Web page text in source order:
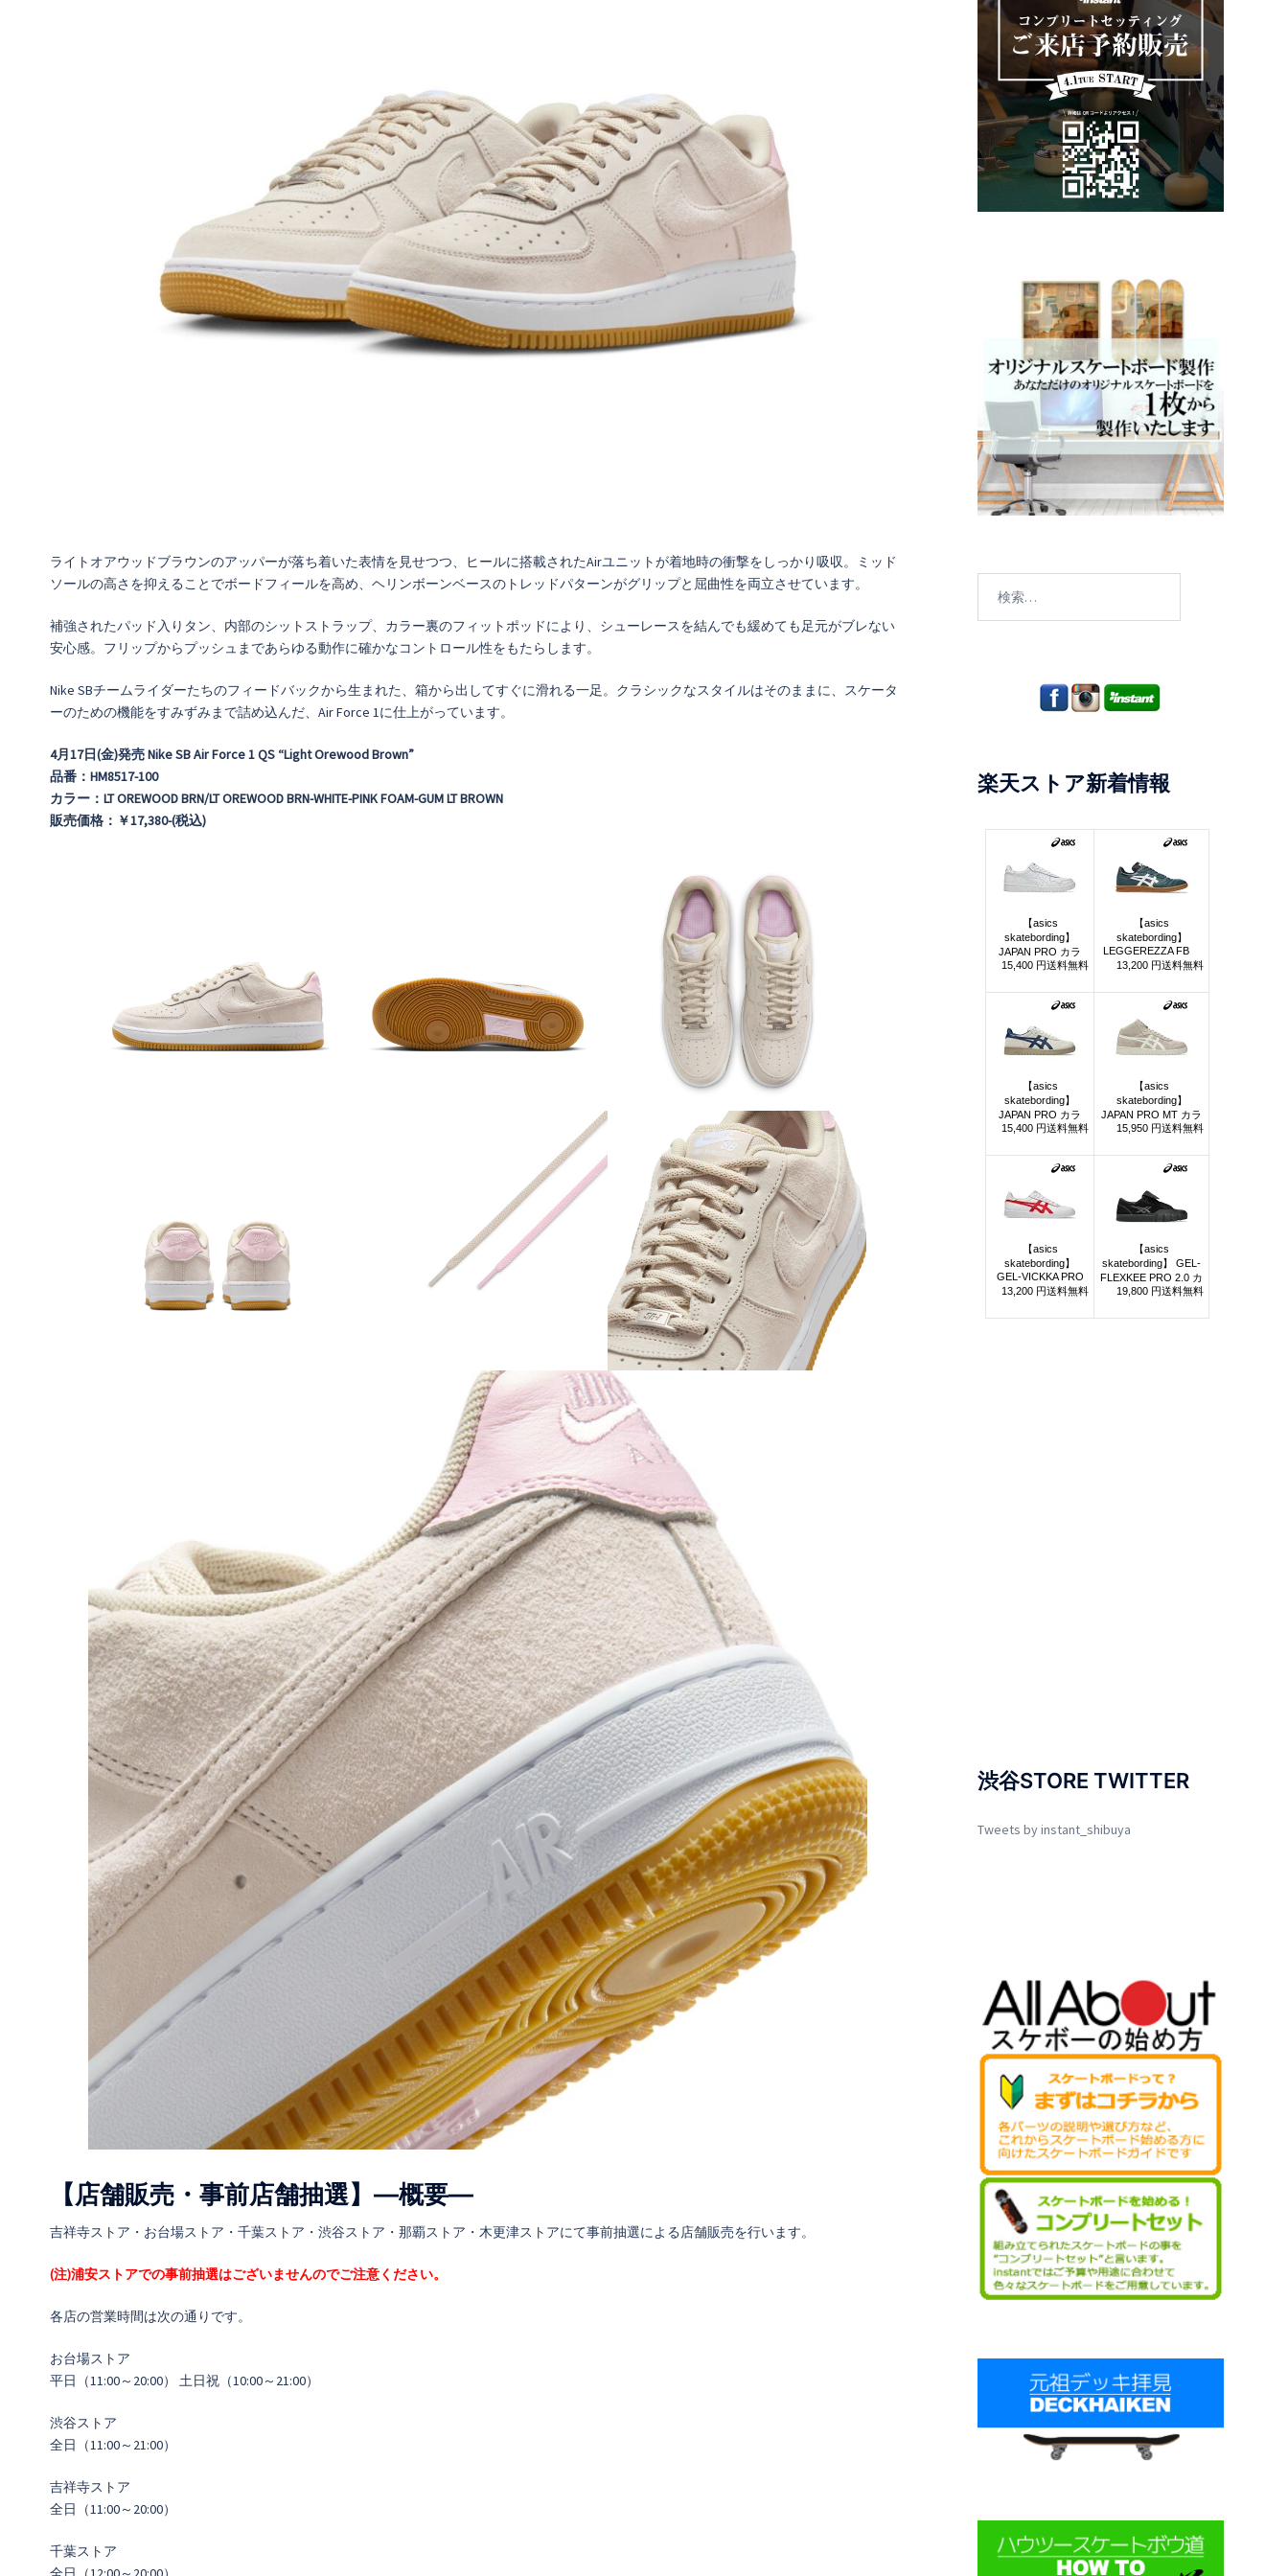
ライトオアウッドブラウンのアッパーが落ち着いた表情を見せつつ、ヒールに搭載されたAirユニットが着地時の衝撃をしっかり吸収。ミッド
ソールの高さを抑えることでボードフィールを高め、ヘリンボーンベースのトレッドパターンがグリップと屈曲性を両立させています。
補強されたパッド入りタン、内部のシットストラップ、カラー裏のフィットポッドにより、シューレースを結んでも緩めても足元がブレない
安心感。フリップからプッシュまであらゆる動作に確かなコントロール性をもたらします。
Nike SBチームライダーたちのフィードバックから生まれた、箱から出してすぐに滑れる一足。クラシックなスタイルはそのままに、スケータ
ーのための機能をすみずみまで詰め込んだ、Air Force 1に仕上がっています。
4月17日(金)発売Nike SB Air Force 1 QS “Light Orewood Brown”
品番：HM8517-100
カラー：LT OREWOOD BRN/LT OREWOOD BRN-WHITE-PINK FOAM-GUM LT BROWN
販売価格：￥17,380-(税込)
【店舗販売・事前店舗抽選】―概要―
吉祥寺ストア・お台場ストア・千葉ストア・渋谷ストア・那覇ストア・木更津ストアにて事前抽選による店舗販売を行います。
(注)浦安ストアでの事前抽選はございませんのでご注意ください。
各店の営業時間は次の通りです。
お台場ストア
平日（11:00～20:00） 土日祝（10:00～21:00）
渋谷ストア
全日（11:00～21:00）
吉祥寺ストア
全日（11:00～20:00）
千葉ストア
楽天ストア新着情報
渋谷STORE TWITTER
Tweets by instant_shibuya